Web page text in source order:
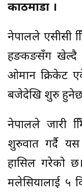
काठमाडौँ ।
नेपालले एसीसी
हङकङसँग खेल्दै
ओमान क्रिकेट
बजेदेखि शुरु
नेपालले जारी
शुरुवात गर्दै
हासिल गरेको
मलेसियालाई ५